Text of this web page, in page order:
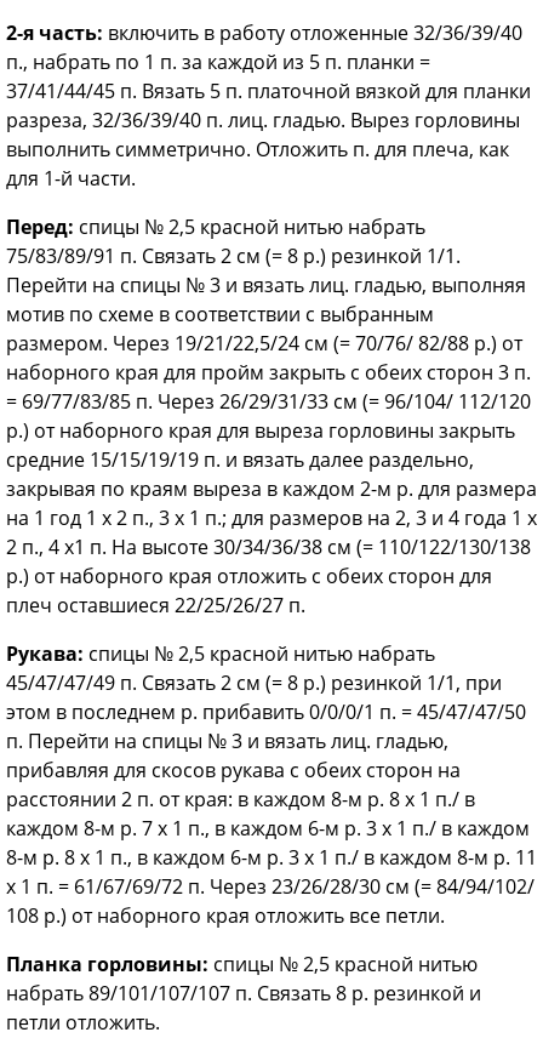
2-я часть: включить в работу отложенные 32/36/39/40
п., набрать по 1 п. за каждой из 5 п. планки =
37/41/44/45 п. Вязать 5 п. платочной вязкой для планки
разреза, 32/36/39/40 п. лиц. гладью. Вырез горловины
выполнить симметрично. Отложить п. для плеча, как
для 1-й части.
Перед: спицы № 2,5 красной нитью набрать
75/83/89/91 п. Связать 2 см (= 8 р.) резинкой 1/1.
Перейти на спицы № 3 и вязать лиц. гладью, выполняя
мотив по схеме в соответствии с выбранным
размером. Через 19/21/22,5/24 см (= 70/76/ 82/88 р.) от
наборного края для пройм закрыть с обеих сторон 3 п.
= 69/77/83/85 п. Через 26/29/31/33 см (= 96/104/ 112/120
р.) от наборного края для выреза горловины закрыть
средние 15/15/19/19 п. и вязать далее раздельно,
закрывая по краям выреза в каждом 2-м р. для размера
на 1 год 1 х 2 п., 3 х 1 п.; для размеров на 2, 3 и 4 года 1 х
2 п., 4 x1 п. На высоте 30/34/36/38 см (= 110/122/130/138
р.) от наборного края отложить с обеих сторон для
плеч оставшиеся 22/25/26/27 п.
Рукава: спицы № 2,5 красной нитью набрать
45/47/47/49 п. Связать 2 см (= 8 р.) резинкой 1/1, при
этом в последнем р. прибавить 0/0/0/1 п. = 45/47/47/50
п. Перейти на спицы № 3 и вязать лиц. гладью,
прибавляя для скосов рукава с обеих сторон на
расстоянии 2 п. от края: в каждом 8-м р. 8 х 1 п./ в
каждом 8-м р. 7 х 1 п., в каждом 6-м р. 3 х 1 п./ в каждом
8-м р. 8 х 1 п., в каждом 6-м р. 3 х 1 п./ в каждом 8-м р. 11
х 1 п. = 61/67/69/72 п. Через 23/26/28/30 см (= 84/94/102/
108 р.) от наборного края отложить все петли.
Планка горловины: спицы № 2,5 красной нитью
набрать 89/101/107/107 п. Связать 8 р. резинкой и
петли отложить.